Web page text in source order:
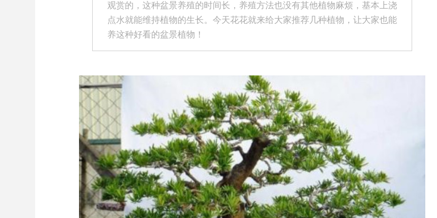
观赏的，这种盆景养殖的时间长，养殖方法也没有其他植物麻烦，基本上浇
点水就能维持植物的生长。今天花花就来给大家推荐几种植物，让大家也能
养这种好看的盆景植物！